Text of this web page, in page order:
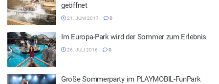
geöffnet
21. JUNI 2017 0
Im Europa-Park wird der Sommer zum Erlebnis
26. JULI 2016 0
Große Sommerparty im PLAYMOBIL-FunPark